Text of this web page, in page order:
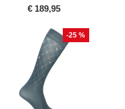
€ 189,95
-25 %